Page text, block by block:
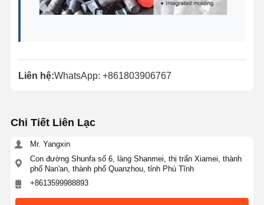
Liên hệ:WhatsApp: +861803906767
Chi Tiết Liên Lạc
Mr. Yangxin
Con đường Shunfa số 6, làng Shanmei, thị trấn Xiamei, thành
phố Nan'an, thành phố Quanzhou, tỉnh Phú Tĩnh
+8613599988893